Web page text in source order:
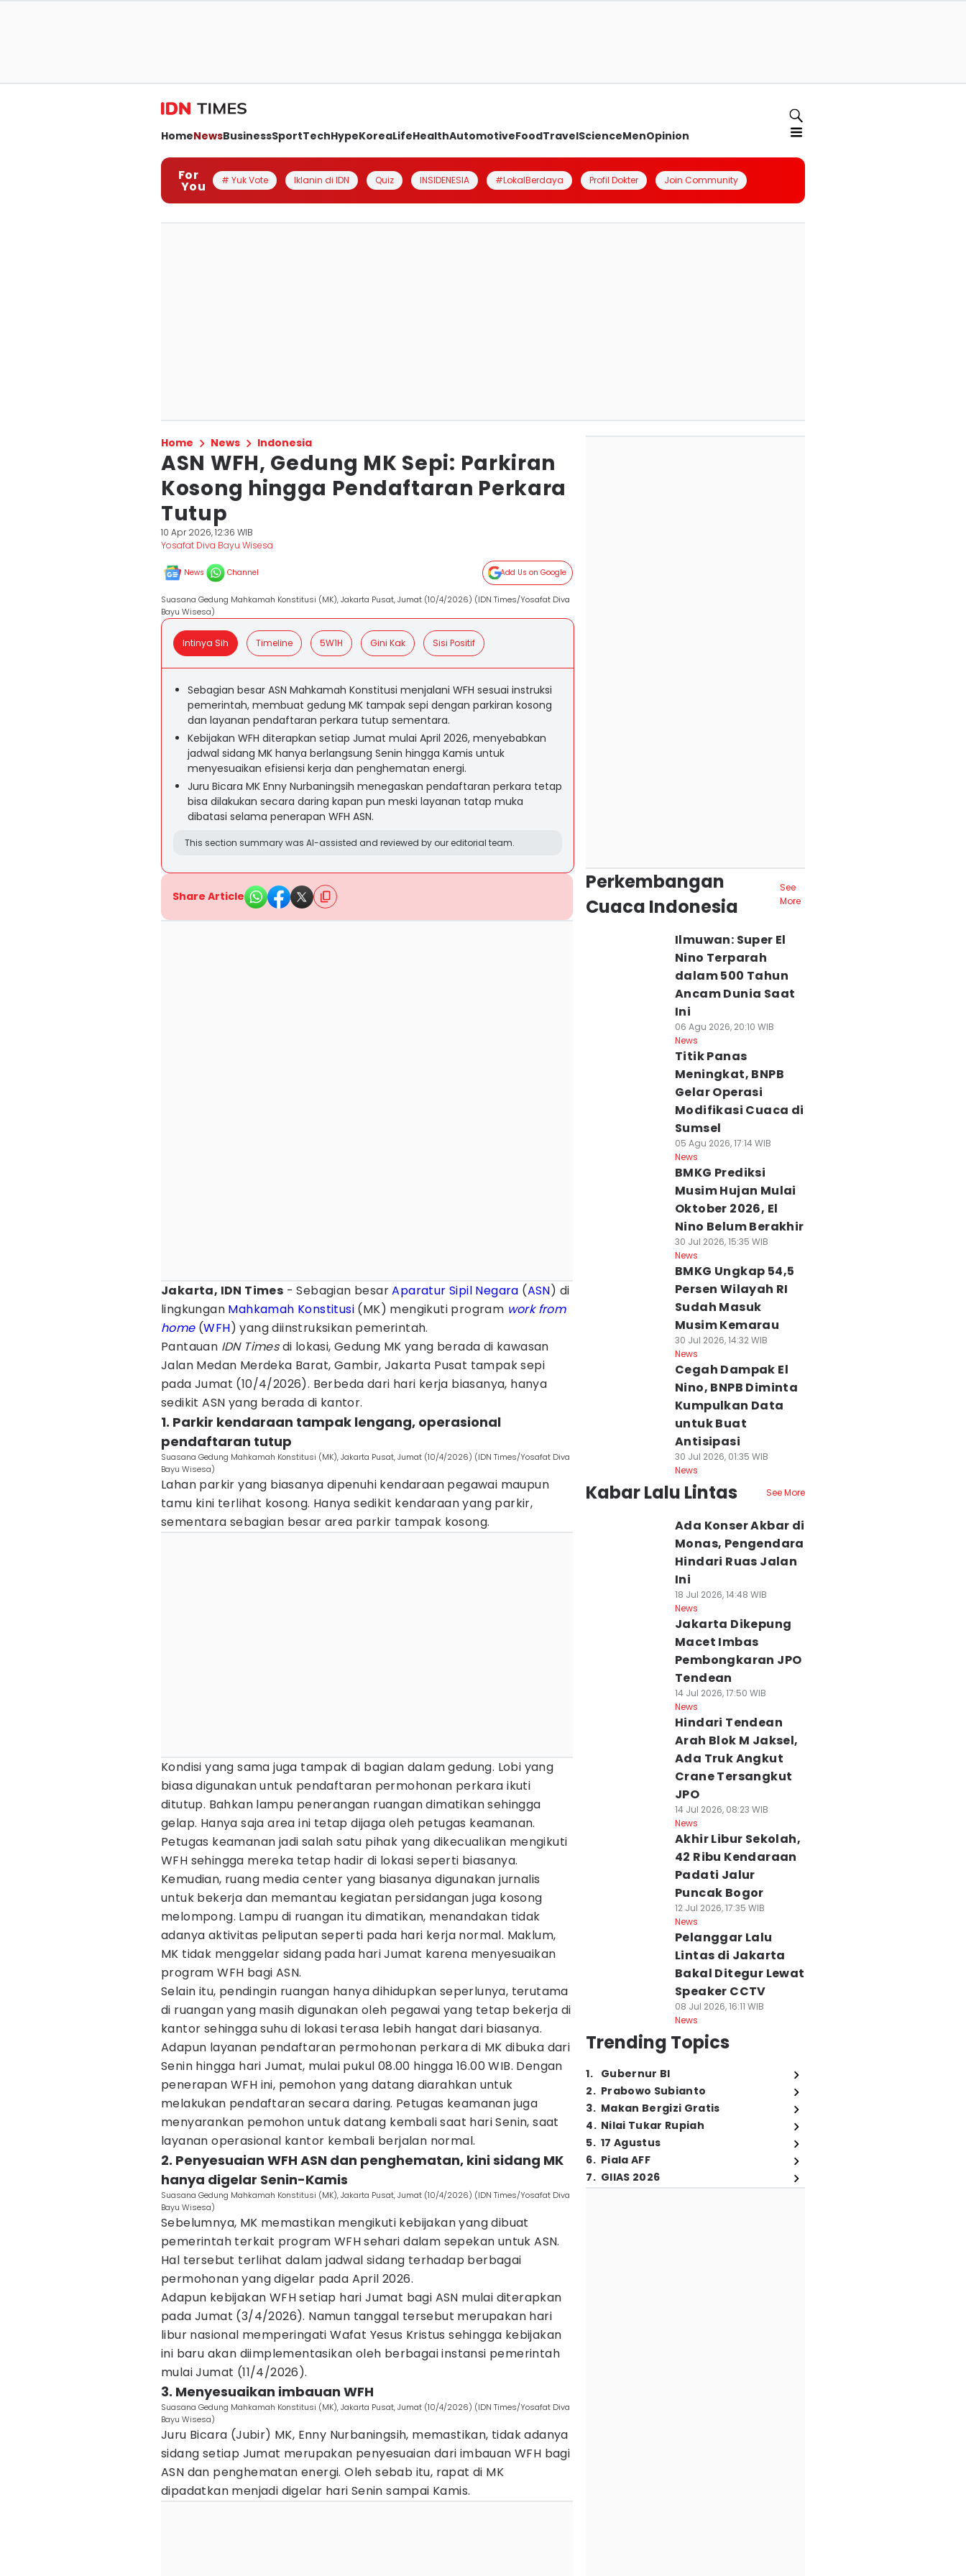
HomeNewsBusinessSportTechHypeKoreaLifeHealthAutomotiveFoodTravelScienceMenOpinion
For
You # Yuk Vote Iklanin di IDN Quiz INSIDENESIA #LokalBerdaya Profil Dokter Join Community
Home News Indonesia
ASN WFH, Gedung MK Sepi: Parkiran
Kosong hingga Pendaftaran Perkara
Tutup
10 Apr 2026, 12:36 WIB
Yosafat Diva Bayu Wisesa
News Channel Add Us on Google
Suasana Gedung Mahkamah Konstitusi (MK), Jakarta Pusat, Jumat (10/4/2026) (IDN Times/Yosafat Diva
Bayu Wisesa)
Intinya Sih Timeline 5W1H Gini Kak Sisi Positif
Sebagian besar ASN Mahkamah Konstitusi menjalani WFH sesuai instruksi
pemerintah, membuat gedung MK tampak sepi dengan parkiran kosong
dan layanan pendaftaran perkara tutup sementara.
Kebijakan WFH diterapkan setiap Jumat mulai April 2026, menyebabkan
jadwal sidang MK hanya berlangsung Senin hingga Kamis untuk
menyesuaikan efisiensi kerja dan penghematan energi.
Juru Bicara MK Enny Nurbaningsih menegaskan pendaftaran perkara tetap
bisa dilakukan secara daring kapan pun meski layanan tatap muka
dibatasi selama penerapan WFH ASN.
This section summary was AI-assisted and reviewed by our editorial team.
Share Article
Jakarta, IDN Times - Sebagian besarAparatur Sipil Negara (ASN) di
lingkungan Mahkamah Konstitusi (MK) mengikuti program work from
home(WFH) yang diinstruksikan pemerintah.
Pantauan IDN Timesdi lokasi, Gedung MK yang berada di kawasan
Jalan Medan Merdeka Barat, Gambir, Jakarta Pusat tampak sepi
pada Jumat (10/4/2026). Berbeda dari hari kerja biasanya, hanya
sedikit ASN yang berada di kantor.
1. Parkir kendaraan tampak lengang, operasional
pendaftaran tutup
Suasana Gedung Mahkamah Konstitusi (MK), Jakarta Pusat, Jumat (10/4/2026) (IDN Times/Yosafat Diva
Bayu Wisesa)
Lahan parkir yang biasanya dipenuhi kendaraan pegawai maupun
tamu kini terlihat kosong. Hanya sedikit kendaraan yang parkir,
sementara sebagian besar area parkir tampak kosong.
Kondisi yang sama juga tampak di bagian dalam gedung. Lobi yang
biasa digunakan untuk pendaftaran permohonan perkara ikuti
ditutup. Bahkan lampu penerangan ruangan dimatikan sehingga
gelap. Hanya saja area ini tetap dijaga oleh petugas keamanan.
Petugas keamanan jadi salah satu pihak yang dikecualikan mengikuti
WFH sehingga mereka tetap hadir di lokasi seperti biasanya.
Kemudian, ruang media center yang biasanya digunakan jurnalis
untuk bekerja dan memantau kegiatan persidangan juga kosong
melompong. Lampu di ruangan itu dimatikan, menandakan tidak
adanya aktivitas peliputan seperti pada hari kerja normal. Maklum,
MK tidak menggelar sidang pada hari Jumat karena menyesuaikan
program WFH bagi ASN.
Selain itu, pendingin ruangan hanya dihidupkan seperlunya, terutama
di ruangan yang masih digunakan oleh pegawai yang tetap bekerja di
kantor sehingga suhu di lokasi terasa lebih hangat dari biasanya.
Adapun layanan pendaftaran permohonan perkara di MK dibuka dari
Senin hingga hari Jumat, mulai pukul 08.00 hingga 16.00 WIB. Dengan
penerapan WFH ini, pemohon yang datang diarahkan untuk
melakukan pendaftaran secara daring. Petugas keamanan juga
menyarankan pemohon untuk datang kembali saat hari Senin, saat
layanan operasional kantor kembali berjalan normal.
2. Penyesuaian WFH ASN dan penghematan, kini sidang MK
hanya digelar Senin-Kamis
Suasana Gedung Mahkamah Konstitusi (MK), Jakarta Pusat, Jumat (10/4/2026) (IDN Times/Yosafat Diva
Bayu Wisesa)
Sebelumnya, MK memastikan mengikuti kebijakan yang dibuat
pemerintah terkait program WFH sehari dalam sepekan untuk ASN.
Hal tersebut terlihat dalam jadwal sidang terhadap berbagai
permohonan yang digelar pada April 2026.
Adapun kebijakan WFH setiap hari Jumat bagi ASN mulai diterapkan
pada Jumat (3/4/2026). Namun tanggal tersebut merupakan hari
libur nasional memperingati Wafat Yesus Kristus sehingga kebijakan
ini baru akan diimplementasikan oleh berbagai instansi pemerintah
mulai Jumat (11/4/2026).
3. Menyesuaikan imbauan WFH
Suasana Gedung Mahkamah Konstitusi (MK), Jakarta Pusat, Jumat (10/4/2026) (IDN Times/Yosafat Diva
Bayu Wisesa)
Juru Bicara (Jubir) MK, Enny Nurbaningsih, memastikan, tidak adanya
sidang setiap Jumat merupakan penyesuaian dari imbauan WFH bagi
ASN dan penghematan energi. Oleh sebab itu, rapat di MK
dipadatkan menjadi digelar hari Senin sampai Kamis.
Perkembangan
Cuaca Indonesia
See
More
Ilmuwan: Super El
Nino Terparah
dalam 500 Tahun
Ancam Dunia Saat
Ini
06 Agu 2026, 20:10 WIB
News
Titik Panas
Meningkat, BNPB
Gelar Operasi
Modifikasi Cuaca di
Sumsel
05 Agu 2026, 17:14 WIB
News
BMKG Prediksi
Musim Hujan Mulai
Oktober 2026, El
Nino Belum Berakhir
30 Jul 2026, 15:35 WIB
News
BMKG Ungkap 54,5
Persen Wilayah RI
Sudah Masuk
Musim Kemarau
30 Jul 2026, 14:32 WIB
News
Cegah Dampak El
Nino, BNPB Diminta
Kumpulkan Data
untuk Buat
Antisipasi
30 Jul 2026, 01:35 WIB
News
Kabar Lalu Lintas See More
Ada Konser Akbar di
Monas, Pengendara
Hindari Ruas Jalan
Ini
18 Jul 2026, 14:48 WIB
News
Jakarta Dikepung
Macet Imbas
Pembongkaran JPO
Tendean
14 Jul 2026, 17:50 WIB
News
Hindari Tendean
Arah Blok M Jaksel,
Ada Truk Angkut
Crane Tersangkut
JPO
14 Jul 2026, 08:23 WIB
News
Akhir Libur Sekolah,
42 Ribu Kendaraan
Padati Jalur
Puncak Bogor
12 Jul 2026, 17:35 WIB
News
Pelanggar Lalu
Lintas di Jakarta
Bakal Ditegur Lewat
Speaker CCTV
08 Jul 2026, 16:11 WIB
News
Trending Topics
1. Gubernur BI
2. Prabowo Subianto
3. Makan Bergizi Gratis
4. Nilai Tukar Rupiah
5. 17 Agustus
6. Piala AFF
7. GIIAS 2026